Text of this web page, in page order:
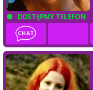
DOSTĘPNY TELEFON